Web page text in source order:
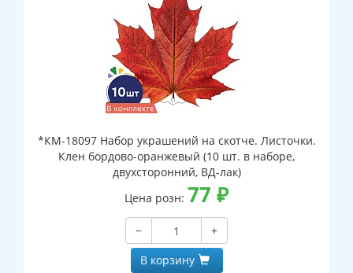
*КМ-18097 Набор украшений на скотче. Листочки.
Клен бордово-оранжевый (10 шт. в наборе,
двухсторонний, ВД-лак)
Цена розн: 77 ₽
−
+
В корзину